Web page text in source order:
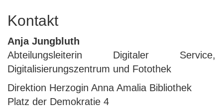
Kontakt
Anja Jungbluth
Abteilungsleiterin Digitaler Service,
Digitalisierungszentrum und Fotothek
Direktion Herzogin Anna Amalia Bibliothek
Platz der Demokratie 4